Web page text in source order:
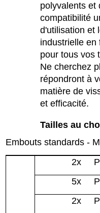
polyvalents et
compatibilité
d'utilisation et
industrielle en
pour tous vos
Ne cherchez
répondront à
matière de
et efficacité.
Tailles au
Embouts standards -
2x
5x
2x